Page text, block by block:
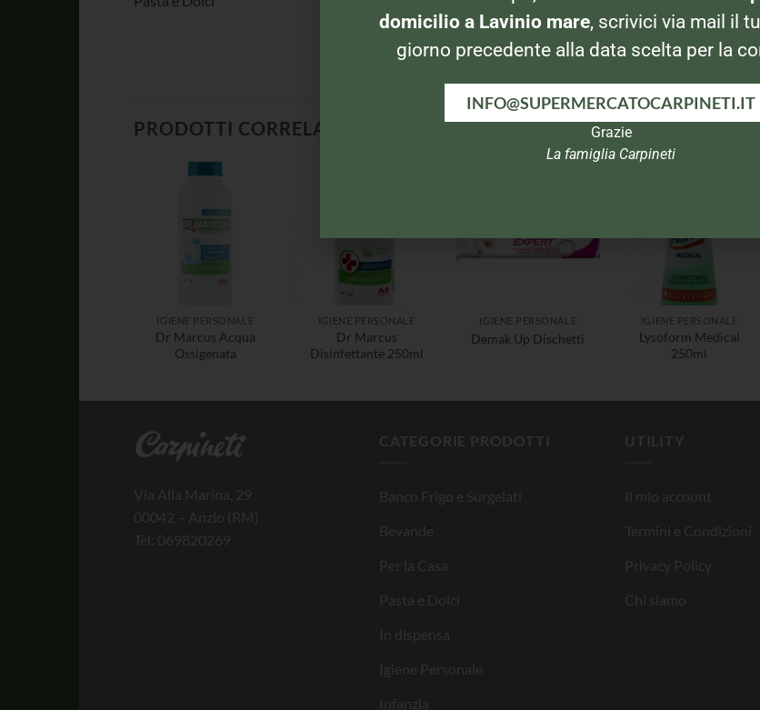
PRODOTTI CORRELATI
IGIENE PERSONALE
Dr Marcus Acqua
Ossigenata
IGIENE PERSONALE
Dr Marcus
Disinfettante 250ml
IGIENE PERSONALE
Demak Up Dischetti
IGIENE PERSONALE
Lysoform Medical
250ml
Via Alla Marina, 29
00042 – Anzio (RM)
Tel: 069820269
CATEGORIE PRODOTTI
Banco Frigo e Surgelati
Bevande
Per la Casa
Pasta e Dolci
In dispensa
Igiene Personale
Infanzia
UTILITY
Il mio account
Termini e Condizioni
Privacy Policy
Chi siamo
domicilio a Lavinio mare, scrivici via mail il
giorno precedente alla data scelta per la
INFO@SUPERMERCATOCARPINETI.IT
Grazie
La famiglia Carpineti